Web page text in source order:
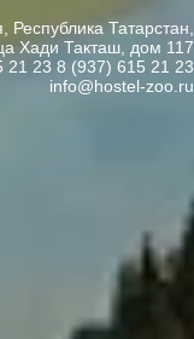
Республика Татарстан,
Хади Такташ, дом 117
21 23 8 (937) 615 21 23
info@hostel-zoo.ru